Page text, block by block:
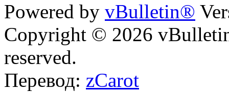
Powered by vBulletin®
Copyright © 2026
reserved.
Перевод: zCarot